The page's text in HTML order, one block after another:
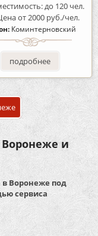
до 120 чел.
от 2000 руб./чел.
Коминтерновский
подробнее
Воронеже и
в Воронеже под
сервиса